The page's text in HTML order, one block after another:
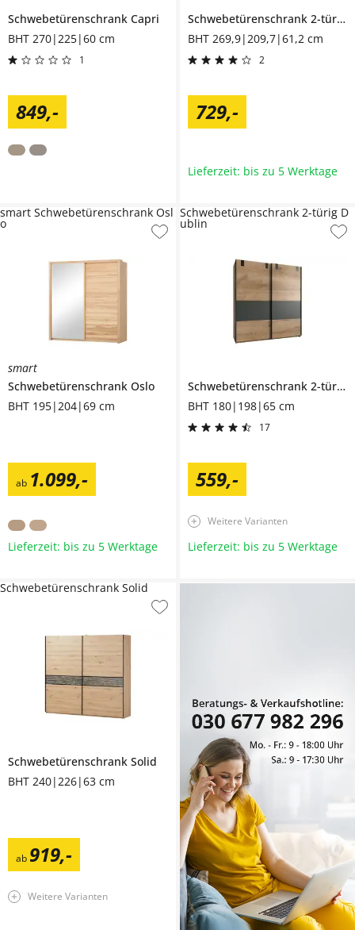
Schwebetürenschrank Capri
BHT 270|225|60 cm
1
849,-
Schwebetürenschrank 2-türig
BHT 269,9|209,7|61,2 cm
2
729,-
Lieferzeit: bis zu 5 Werktage
smart
Schwebetürenschrank Oslo
BHT 195|204|69 cm
ab 1.099,-
smart Schwebetürenschrank Osl
o
Lieferzeit: bis zu 5 Werktage
Schwebetürenschrank 2-türig
BHT 180|198|65 cm
17
559,-
Schwebetürenschrank 2-türig D
ublin
Weitere Varianten
Lieferzeit: bis zu 5 Werktage
Schwebetürenschrank Solid
BHT 240|226|63 cm
ab 919,-
Schwebetürenschrank Solid
Weitere Varianten